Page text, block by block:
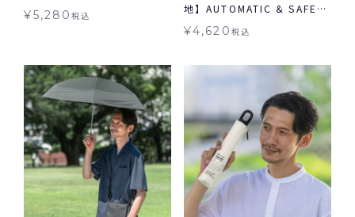
りたたみ 晴雨兼用 ギフト対
¥5,280税込
地】AUTOMATIC & SAFE
オートマティック＆セーフ
¥4,620 税込